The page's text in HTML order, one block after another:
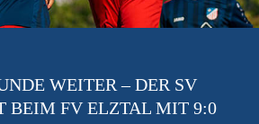
WEITER – DER SV
BEIM FV ELZTAL MIT 9:0